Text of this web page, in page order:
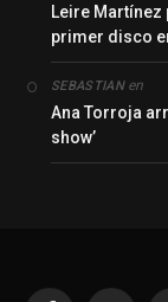
Leire Martínez
primer disco
SEBASTIANen
Ana Torroja
show’